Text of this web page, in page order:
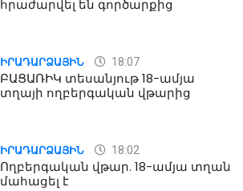
հրաժարվել են գործարքից
ԻՐԱԴԱՐՁԱՅԻՆ 18:07
ԲԱՑԱՌԻԿ տեսանյութ 18-ամյա
տղայի ողբերգական վթարից
ԻՐԱԴԱՐՁԱՅԻՆ 18:02
Ողբերգական վթար. 18-ամյա տղան
մահացել է